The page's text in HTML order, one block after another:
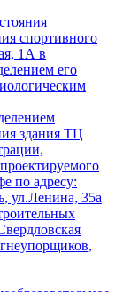
спортивного
1А в
его
здания ТЦ
по адресу:
ул.Ленина, 35а